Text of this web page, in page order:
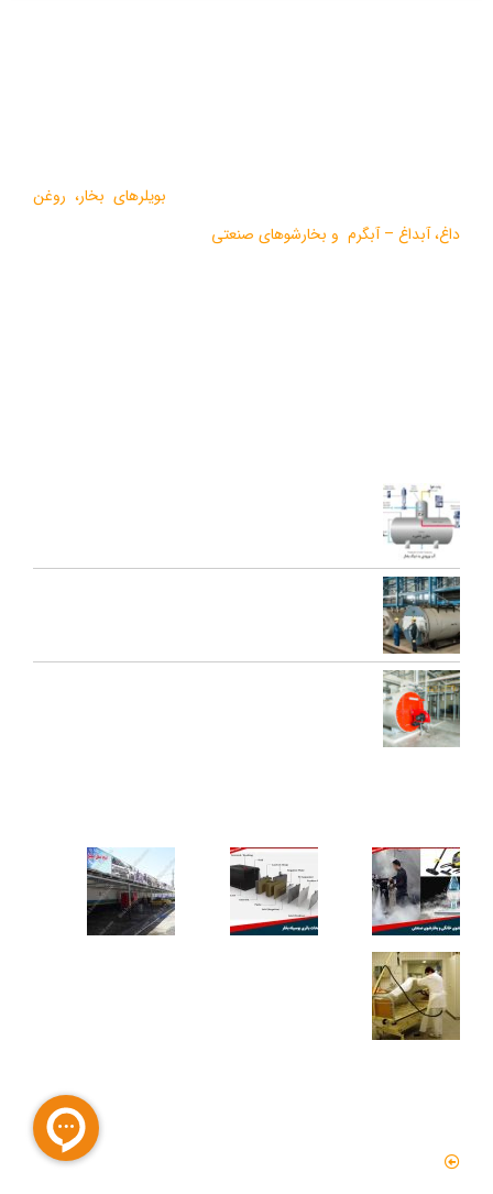
بویلرهای بخار، روغن
داغ،آبداغ –آبگرم و بخارشوهای صنعتی